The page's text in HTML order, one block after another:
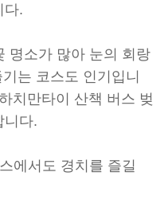
다.
명소가 많아 눈의 회랑
는 코스도 인기입니
치만타이 산책 버스 벚
니다.
에서도 경치를 즐길